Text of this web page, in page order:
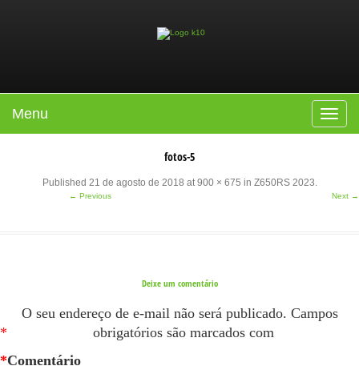
Toggle
Menu
fotos-5
Published 21 de agosto de 2018 at900 × 675 in Z650RS 2023.
← Previous Next →
Deixe um comentário
O seu endereço de e-mail não será publicado. Campos
obrigatórios são marcados com
*
Comentário
*